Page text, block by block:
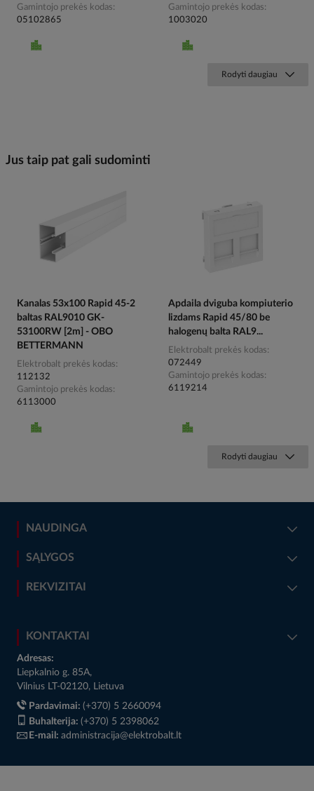
Gamintojo prekės kodas
05102865
Gamintojo prekės kodas
1003020
Rodyti daugiau
Jus taip pat gali sudominti
Kanalas 53x100 Rapid 45-2
baltas RAL9010 GK-
53100RW [2m] - OBO
BETTERMANN
Elektrobalt prekės kodas
112132
Gamintojo prekės kodas
6113000
Apdaila dviguba kompiuterio
lizdams Rapid 45/80 be
halogenų balta RAL9...
Elektrobalt prekės kodas
072449
Gamintojo prekės kodas
6119214
Rodyti daugiau
NAUDINGA
SĄLYGOS
REKVIZITAI
KONTAKTAI
Adresas:
Liepkalnio g. 85A,
Vilnius LT-02120, Lietuva
Pardavimai: (+370) 5 2660094
Buhalterija: (+370) 5 2398062
E-mail: administracija@elektrobalt.lt